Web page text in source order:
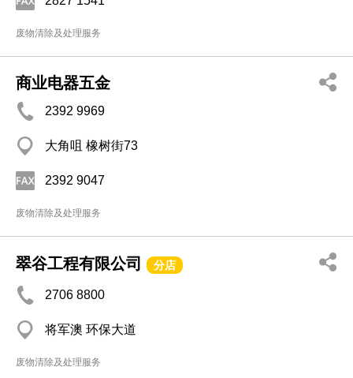
废物清除及处理服务
商业电器五金
2392 9969
大角咀 橡树街73
2392 9047
废物清除及处理服务
翠谷工程有限公司 分店
2706 8800
将军澳 环保大道
废物清除及处理服务